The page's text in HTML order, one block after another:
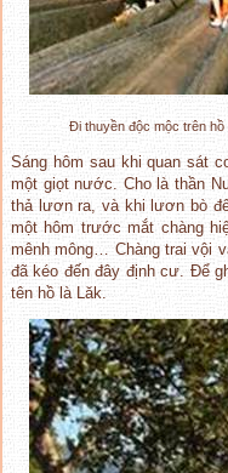
Đi thuyền độc mộc trên hồ
Sáng hôm sau khi quan sát
một giọt nước. Cho là thần
thả lươn ra, và khi lươn bò
một hôm trước mắt chàng
mênh mông… Chàng trai vội
đã kéo đến đây định cư. Để
tên hồ là Lăk.